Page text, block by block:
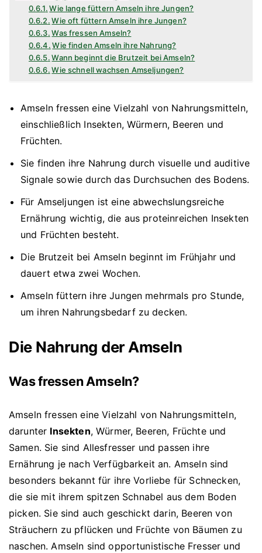
Wie lange füttern Amseln ihre Jungen?
Wie oft füttern Amseln ihre Jungen?
Was fressen Amseln?
Wie finden Amseln ihre Nahrung?
Wann beginnt die Brutzeit bei Amseln?
Wie schnell wachsen Amseljungen?
Amseln fressen eine Vielzahl von Nahrungsmitteln,
einschließlich Insekten, Würmern, Beeren und
Früchten.
Sie finden ihre Nahrung durch visuelle und auditive
Signale sowie durch das Durchsuchen des Bodens.
Für Amseljungen ist eine abwechslungsreiche
Ernährung wichtig, die aus proteinreichen Insekten
und Früchten besteht.
Die Brutzeit bei Amseln beginnt im Frühjahr und
dauert etwa zwei Wochen.
Amseln füttern ihre Jungen mehrmals pro Stunde,
um ihren Nahrungsbedarf zu decken.
Die Nahrung der Amseln
Was fressen Amseln?
Amseln fressen eine Vielzahl von Nahrungsmitteln,
darunter Insekten, Würmer, Beeren, Früchte und
Samen. Sie sind Allesfresser und passen ihre
Ernährung je nach Verfügbarkeit an. Amseln sind
besonders bekannt für ihre Vorliebe für Schnecken,
die sie mit ihrem spitzen Schnabel aus dem Boden
picken. Sie sind auch geschickt darin, Beeren von
Sträuchern zu pflücken und Früchte von Bäumen zu
naschen. Amseln sind opportunistische Fresser und